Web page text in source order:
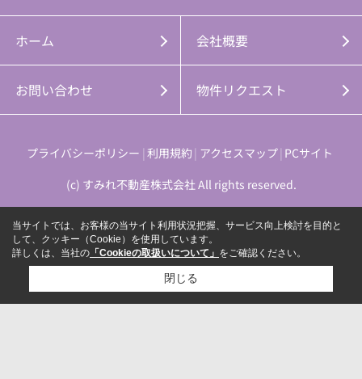
ホーム 会社概要
お問い合わせ 物件リクエスト
プライバシーポリシー 利用規約 アクセスマップ PCサイト
(c) すみれ不動産株式会社 All rights reserved.
当サイトでは、お客様の当サイト利用状況把握、サービス向上検討を目的と
して、クッキー（Cookie）を使用しています。
詳しくは、当社の 「Cookieの取扱いについて」 をご確認ください。
閉じる